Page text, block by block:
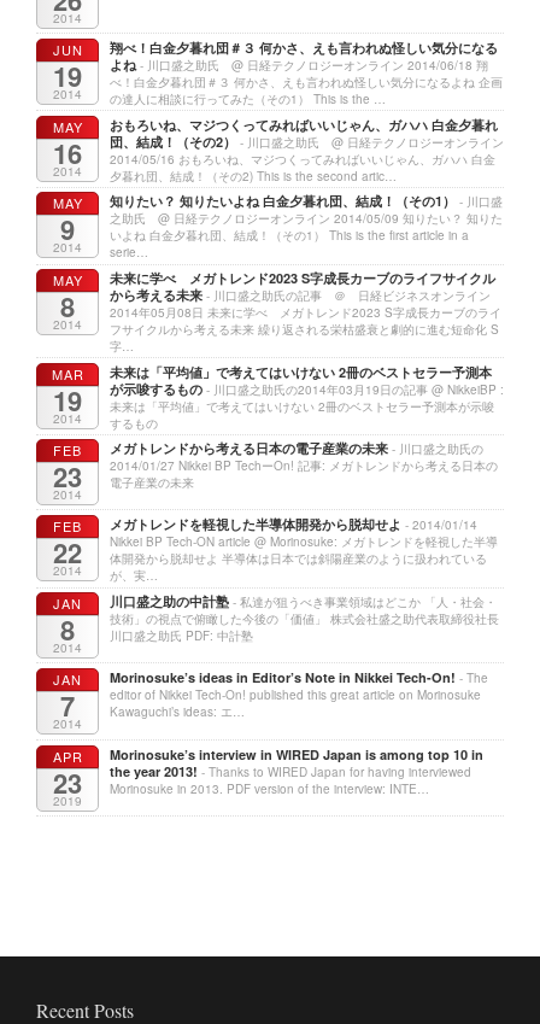
2014
JUN
19
2014
翔べ！白金夕暮れ団＃３ 何かさ、えも言われぬ怪しい気分になる
よね- 川口盛之助氏 @ 日経テクノロジーオンライン 2014/06/18 翔
べ！白金夕暮れ団＃３ 何かさ、えも言われぬ怪しい気分になるよね 企画
の達人に相談に行ってみた（その1） This is the …
MAY
16
2014
おもろいね、マジつくってみればいいじゃん、ガハハ 白金夕暮れ
団、結成！（その2） - 川口盛之助氏 @ 日経テクノロジーオンライン
2014/05/16 おもろいね、マジつくってみればいいじゃん、ガハハ 白金
夕暮れ団、結成！（その2) This is the second artic…
MAY
9
2014
知りたい？ 知りたいよね 白金夕暮れ団、結成！（その1） - 川口盛
之助氏 @ 日経テクノロジーオンライン 2014/05/09 知りたい？ 知りた
いよね 白金夕暮れ団、結成！（その1） This is the first article in a
serie…
MAY
8
2014
未来に学べ メガトレンド2023 S字成長カーブのライフサイクル
から考える未来 - 川口盛之助氏の記事 ＠ 日経ビジネスオンライン
2014年05月08日 未来に学べ メガトレンド2023 S字成長カーブのライ
フサイクルから考える未来 繰り返される栄枯盛衰と劇的に進む短命化 S
字…
MAR
19
2014
未来は「平均値」で考えてはいけない 2冊のベストセラー予測本
が示唆するもの - 川口盛之助氏の2014年03月19日の記事 @ NikkeiBP :
未来は「平均値」で考えてはいけない 2冊のベストセラー予測本が示唆
するもの
FEB
23
2014
メガトレンドから考える日本の電子産業の未来 - 川口盛之助氏の
2014/01/27 Nikkei BP TechーOn! 記事: メガトレンドから考える日本の
電子産業の未来
FEB
22
2014
メガトレンドを軽視した半導体開発から脱却せよ - 2014/01/14
Nikkei BP Tech-ON article @ Morinosuke: メガトレンドを軽視した半導
体開発から脱却せよ 半導体は日本では斜陽産業のように扱われている
が、実…
JAN
8
2014
川口盛之助の中計塾 - 私達が狙うべき事業領域はどこか 「人・社会・
技術」の視点で俯瞰した今後の「価値」 株式会社盛之助代表取締役社長
川口盛之助氏 PDF: 中計塾
JAN
7
2014
Morinosuke’s ideas in Editor’s Note in Nikkei Tech-On! - The
editor of Nikkei Tech-On! published this great article on Morinosuke
Kawaguchi’s ideas: エ…
APR
23
2019
Morinosuke’s interview in WIRED Japan is among top 10 in
the year 2013! - Thanks to WIRED Japan for having interviewed
Morinosuke in 2013. PDF version of the interview: INTE…
Recent Posts